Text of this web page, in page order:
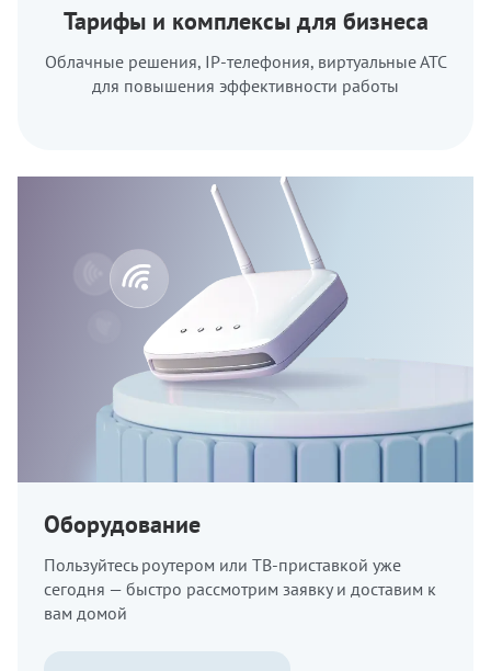
Тарифы и комплексы для бизнеса
Облачные решения, IP-телефония, виртуальные АТС
для повышения эффективности работы
Оборудование
Пользуйтесь роутером или ТВ-приставкой уже
сегодня — быстро рассмотрим заявку и доставим к
вам домой